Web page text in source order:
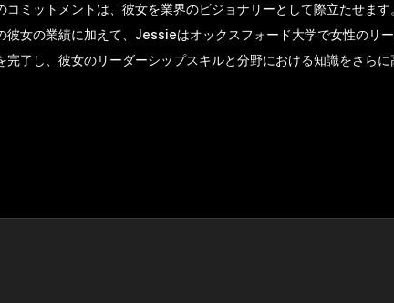
コミットメントは、彼女を業界のビジョナリーとして際立たせま
彼女の業績に加えて、Jessieはオックスフォード大学で女性のリ
完了し、彼女のリーダーシップスキルと分野における知識をさらに